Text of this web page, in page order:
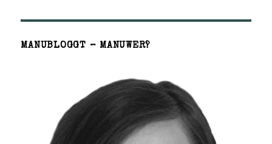
MANUBLOGGT – MANUWER?